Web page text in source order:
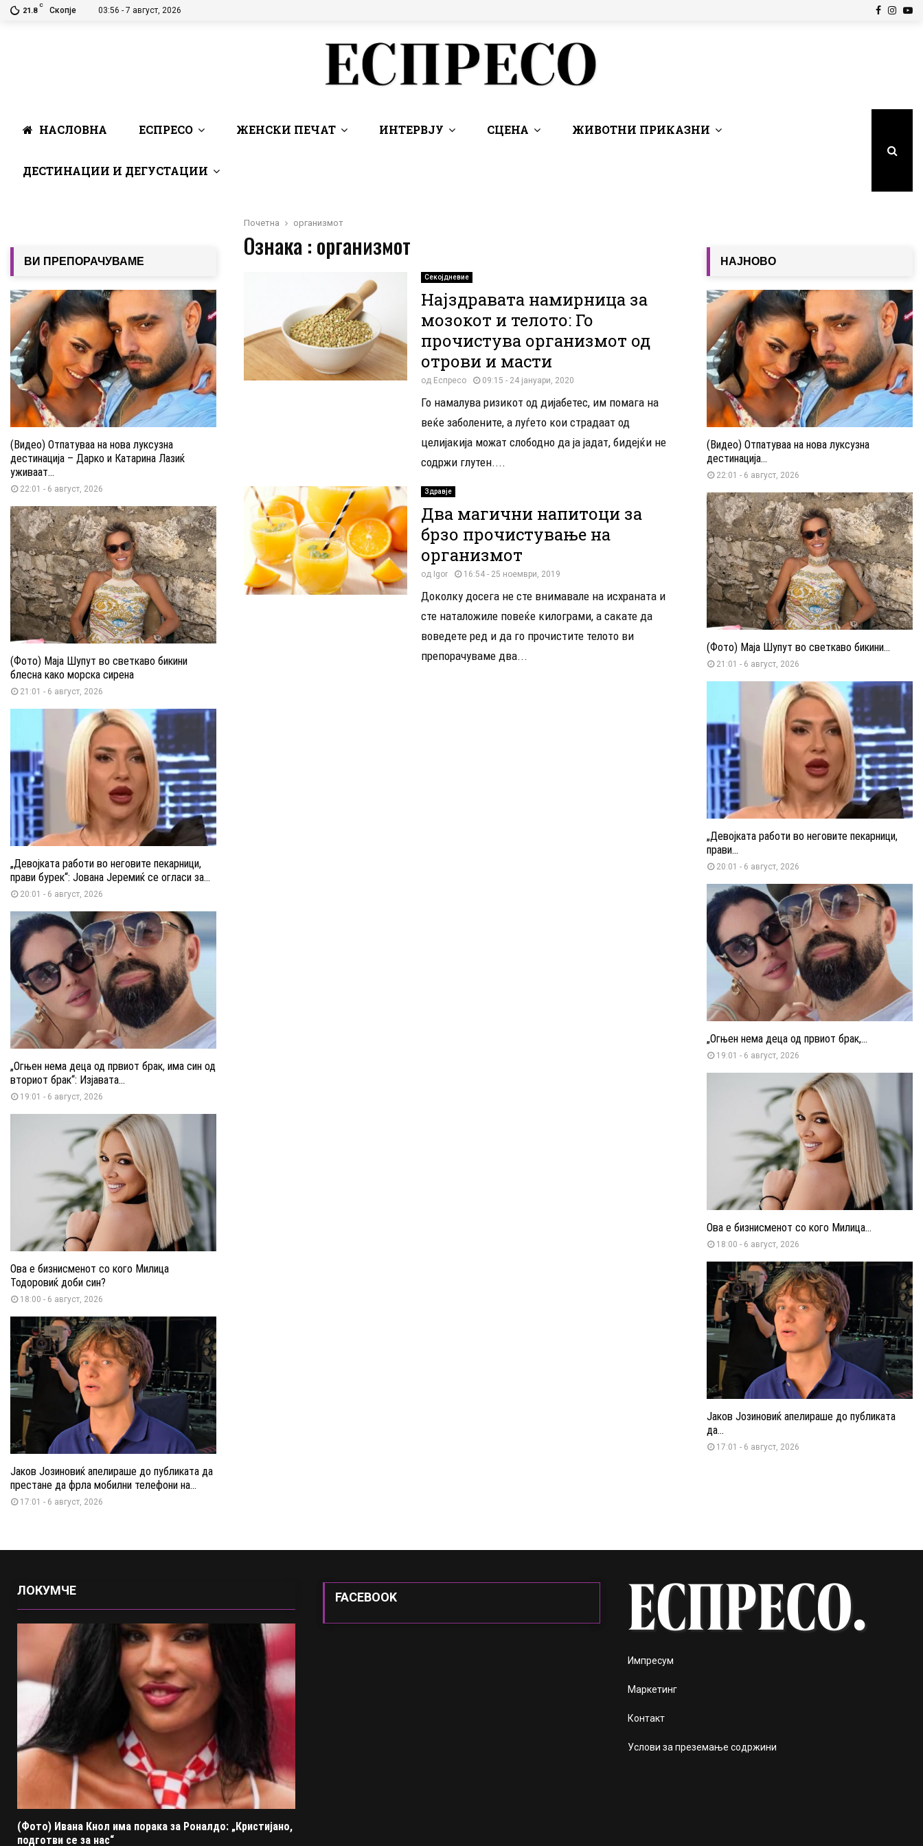
21.8
C
Скопје 03:56 - 7 август, 2026 Facebook
НАСЛОВНА ЕСПРЕСО ЖЕНСКИ ПЕЧАТ ИНТЕРВЈУ СЦЕНА ЖИВОТНИ ПРИКАЗНИ
ДЕСТИНАЦИИ И ДЕГУСТАЦИИ
Почетна организмот
Ознака : организмот
Секојдневие
Најздравата намирница за
мозокот и телото: Го
прочистува организмот од
отрови и масти
од Еспресо 09:15 - 24 јануари, 2020
Го намалува ризикот од дијабетес, им помага на
веќе заболените, а луѓето кои страдаат од
целијакија можат слободно да ја јадат, бидејќи не
содржи глутен....
Здравје
Два магични напитоци за
брзо прочистување на
организмот
од Igor 16:54 - 25 ноември, 2019
Доколку досега не сте внимавале на исхраната и
сте наталожиле повеќе килограми, а сакате да
воведете ред и да го прочистите телото ви
препорачуваме два...
ВИ ПРЕПОРАЧУВАМЕ
(Видео) Отпатуваа на нова луксузна
дестинација – Дарко и Катарина Лазиќ
уживаат...
22:01 - 6 август, 2026
(Фото) Маја Шупут во светкаво бикини
блесна како морска сирена
21:01 - 6 август, 2026
„Девојката работи во неговите пекарници,
прави бурек“: Јована Јеремиќ се огласи за...
20:01 - 6 август, 2026
„Огњен нема деца од првиот брак, има син од
вториот брак“: Изјавата...
19:01 - 6 август, 2026
Ова е бизнисменот со кого Милица
Тодоровиќ доби син?
18:00 - 6 август, 2026
Јаков Јозиновиќ апелираше до публиката да
престане да фрла мобилни телефони на...
17:01 - 6 август, 2026
НАЈНОВО
(Видео) Отпатуваа на нова луксузна
дестинација...
22:01 - 6 август, 2026
(Фото) Маја Шупут во светкаво бикини...
21:01 - 6 август, 2026
„Девојката работи во неговите пекарници,
прави...
20:01 - 6 август, 2026
„Огњен нема деца од првиот брак,...
19:01 - 6 август, 2026
Ова е бизнисменот со кого Милица...
18:00 - 6 август, 2026
Јаков Јозиновиќ апелираше до публиката
да...
17:01 - 6 август, 2026
ЛОКУМЧЕ
(Фото) Ивана Кнол има порака за Роналдо: „Кристијано,
подготви се за нас“
FACEBOOK
Импресум
Маркетинг
Контакт
Услови за преземање содржини